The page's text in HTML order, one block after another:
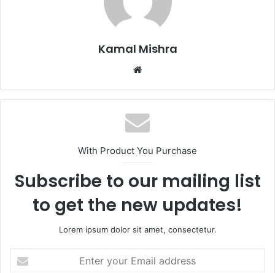
Kamal Mishra
Website
With Product You Purchase
Subscribe to our mailing list
to get the new updates!
Lorem ipsum dolor sit amet, consectetur.
your